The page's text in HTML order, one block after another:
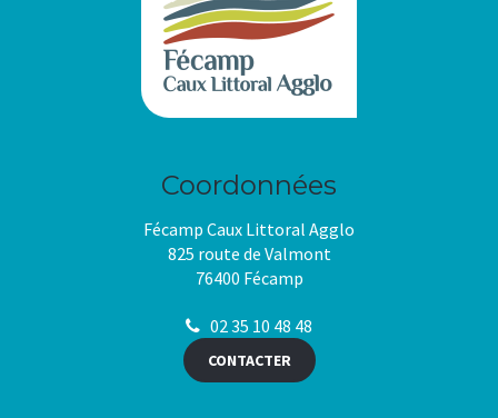
Coordonnées
Fécamp Caux Littoral Agglo
825 route de Valmont
76400 Fécamp
02 35 10 48 48
CONTACTER